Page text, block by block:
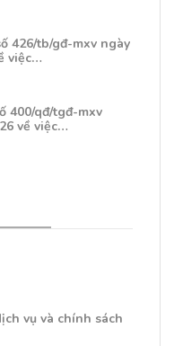
426/tb/gđ-mxv ngày
việc…
400/qđ/tgđ-mxv
về việc…
vụ và chính sách